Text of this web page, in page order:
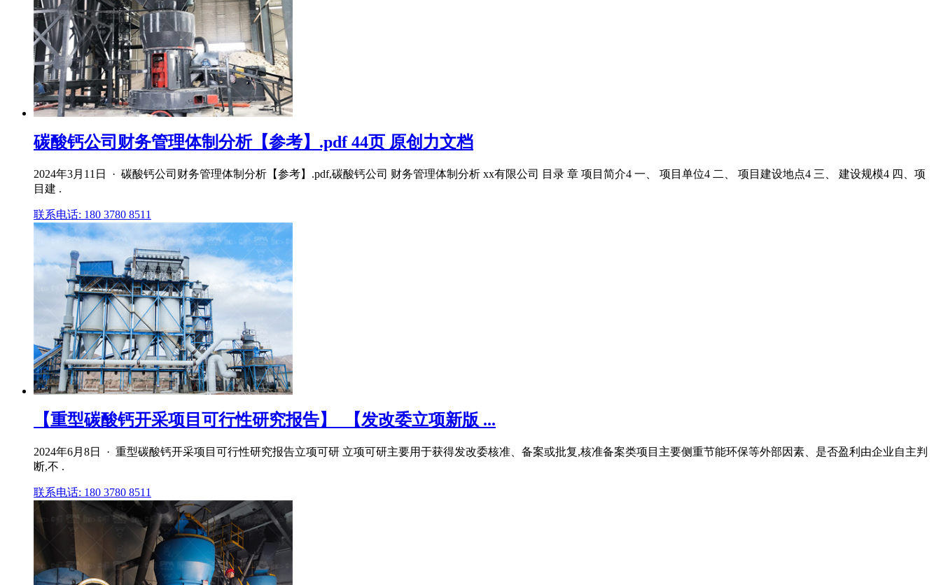
碳酸钙公司财务管理体制分析【参考】.pdf 44页 原创力文档
2024年3月11日 · 碳酸钙公司财务管理体制分析【参考】.pdf,碳酸钙公司 财务管理体制分析 xx有限公司 目录 章 项目简介4 一、 项目单位4 二、 项目建设地点4 三、 建设规模4 四、项
目建 .
联系电话: 180 3780 8511
【重型碳酸钙开采项目可行性研究报告】_【发改委立项新版 ...
2024年6月8日 · 重型碳酸钙开采项目可行性研究报告立项可研 立项可研主要用于获得发改委核准、备案或批复,核准备案类项目主要侧重节能环保等外部因素、是否盈利由企业自主判
断,不 .
联系电话: 180 3780 8511